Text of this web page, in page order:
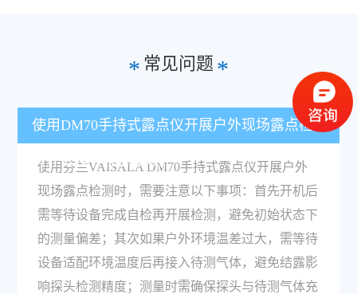
* 常见问题 *
使用DM70手持式露点仪开展户外现场露点检测
有什么操作注意事项？
使用芬兰VAISALA DM70手持式露点仪开展户外
现场露点检测时，需要注意以下事项：首先开机后
需等待设备完成自检再开展检测，避免初始状态下
的测量偏差；其次如果户外环境温差过大，需等待
设备适配环境温度后再接入待测气体，避免结露影
响探头检测精度；测量时需确保探头与待测气体充